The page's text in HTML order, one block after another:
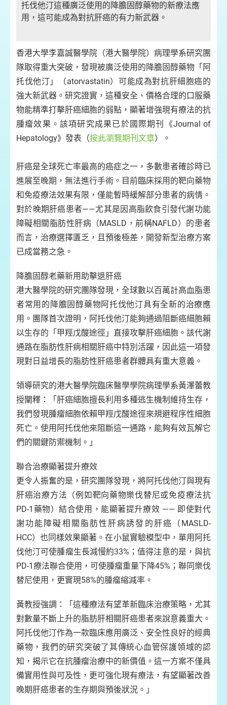
托伐他汀這種廣泛使用的降膽固醇藥物的新療法應
用，這可能成為對抗肝癌的有力新武器。
香港大學李嘉誠醫學院（港大醫學院）病理學系研究團
隊取得重大突破，發現被廣泛使用的降膽固醇藥物「阿
托伐他汀」（atorvastatin）可能成為對抗肝細胞癌的
強大新武器。研究證實，這種安全、價格合理的口服藥
物能精準打擊肝癌細胞的弱點，顯著增強現有療法的抗
腫瘤效果。該項研究成果已於國際期刊《Journal of
Hepatology》發表（按此瀏覽期刊文章）。
肝癌是全球死亡率最高的癌症之一，多數患者確診時已
進展至晚期，無法進行手術。目前臨床採用的靶向藥物
和免疫療法效果有限，僅能暫時緩解部分患者的病情。
對於晚期肝癌患者——尤其是因高脂飲食引發代謝功能
障礙相關脂肪性肝病（MASLD，前稱NAFLD）的患者
而言，治療選擇匱乏，且預後極差，開發新型治療方案
已成當務之急。
降膽固醇老藥新用助擊退肝癌
港大醫學院的研究團隊發現，全球數以百萬計高血脂患
者常用的降膽固醇藥物阿托伐他汀具有全新的治療應
用。團隊首次證明，阿托伐他汀能夠通過阻斷癌細胞賴
以生存的「甲羥戊酸途徑」直接攻擊肝癌細胞。該代謝
通路在脂肪性肝病相關肝癌中特別活躍，因此這一項發
現對日益增長的脂肪性肝癌患者群體具有重大意義。
領導研究的港大醫學院臨床醫學學院病理學系黃澤蕾教
授闡釋：「肝癌細胞擅長利用多種逃生機制維持生存，
我們發現腫瘤細胞依賴甲羥戊酸途徑來規避程序性細胞
死亡。使用阿托伐他來阻斷這一通路，能夠有效瓦解它
們的關鍵防禦機制。」
聯合治療顯著提升療效
更令人振奮的是，研究團隊發現，將阿托伐他汀與現有
肝癌治療方法（例如靶向藥物樂伐替尼或免疫療法抗
PD-1藥物）結合使用，能顯著提升療效 —— 即使對代
謝功能障礙相關脂肪性肝病誘發的肝癌（MASLD-
HCC）也同樣效果顯著。在小鼠實驗模型中，單用阿托
伐他汀可使腫瘤生長減慢約33%；值得注意的是，與抗
PD-1療法聯合使用，可使腫瘤重量下降45%；聯同樂伐
替尼使用，更實現58%的腫瘤縮減率。
黃教授強調：「這種療法有望革新臨床治療策略，尤其
對數量不斷上升的脂肪肝相關肝癌患者來說意義重大。
阿托伐他汀作為一款臨床應用廣泛、安全性良好的經典
藥物，我們的研究突破了其傳統心血管保護領域的認
知，揭示它在抗腫瘤治療中的新價值。這一方案不僅具
備實用性與可及性，更可強化現有療法，有望顯著改善
晚期肝癌患者的生存期與預後狀況。」